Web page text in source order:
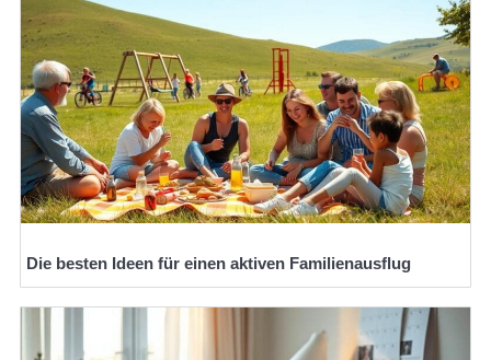
Die besten Ideen für einen aktiven Familienausflug